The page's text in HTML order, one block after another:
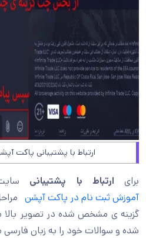
ارتباط با پشتیبانی پاکت
برای ارتباط با پشتیبانی
آموزش ثبت نام در پاکت آپشن
گزینه ی مشخص شده در تصویر
شده و سوالات خود را به زبان